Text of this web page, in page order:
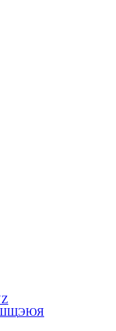
Z
ЩЭЮЯ